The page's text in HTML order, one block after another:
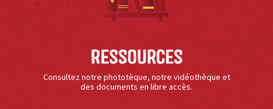
Ressources
Consultez notre phototèque, notre vidéothèque et
des documents en libre accès.